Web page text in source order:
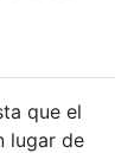
que el
lugar de